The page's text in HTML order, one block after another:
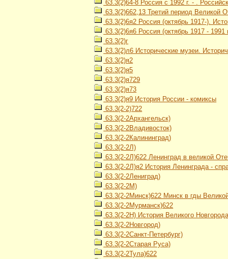
63.3(2)64-8 Россия с 1992 г. - .
63.3(2)662,13 Третий период Великой
63.3(2)6я2 Россия (октябрь 1917-).
63.3(2)6я6 Россия (октябрь 1917 -
63.3(2)г
63.3(2)л6 Исторические музеи.
63.3(2)я2
63.3(2)я5
63.3(2)я729
63.3(2)я73
63.3(2)я9 История России - комиксы
63.3(2-2)722
63.3(2-2Архангельск)
63.3(2-2Владивосток)
63.3(2-2Калининград)
63.3(2-2Л)
63.3(2-2Л)622 Ленинград в великой
63.3(2-2Л)я2 История Ленинграда -
63.3(2-2Лениград)
63.3(2-2М)
63.3(2-2Минск)622 Минск в гды
63.3(2-2Мурманск)622
63.3(2-2Н) История Великого
63.3(2-2Новгород)
63.3(2-2Санкт-Петербург)
63.3(2-2Старая Руса)
63.3(2-2Тула)622